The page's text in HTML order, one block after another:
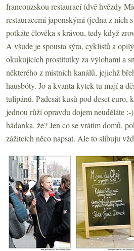
francouzskou restaurací (dvě hvězdy
restauracemi japonskými (jedna z nich
potkáte člověka s krávou, tedy když
A všude je spousta sýra, cyklistů a
okukujících prostitutky za výlohami a
některého z místních kanálů, jejichž
hausbóty. Jo a kvanta kytek tu mají a
tulipánů. Padesát kusů pod deset euro,
jednou růží opravdu dojem neuděláte
hádanka, že? Jen co se vrátím domů,
zážitcích něco napsat. Ale to slibuju